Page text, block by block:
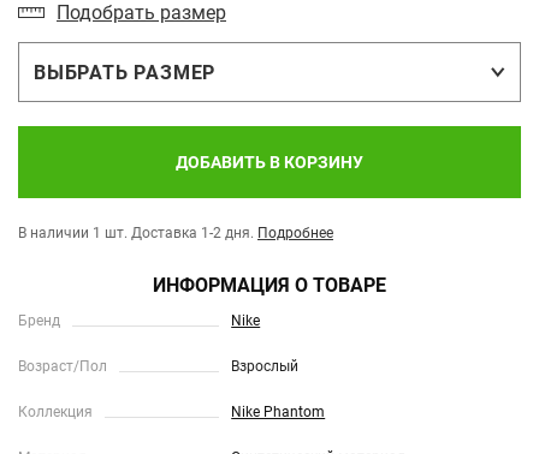
Подобрать размер
ВЫБРАТЬ РАЗМЕР
ДОБАВИТЬ В КОРЗИНУ
В наличии 1 шт. Доставка 1-2 дня. Подробнее
ИНФОРМАЦИЯ О ТОВАРЕ
Бренд Nike
Возраст/Пол Взрослый
Коллекция Nike Phantom